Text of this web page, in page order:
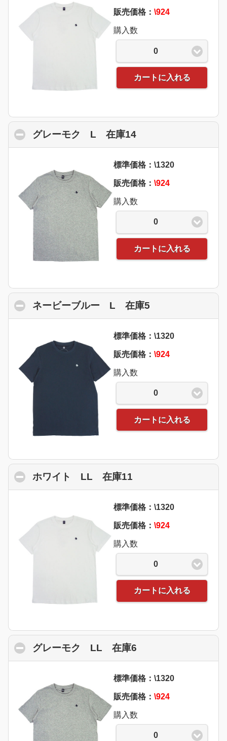
販売価格： \924
購入数
0
カートに入れる
グレーモク L 在庫14click to collapse
標準価格：\1320
販売価格： \924
購入数
0
カートに入れる
ネービーブルー L 在庫5
標準価格：\1320
販売価格： \924
購入数
0
カートに入れる
ホワイト LL 在庫11
標準価格：\1320
販売価格： \924
購入数
0
カートに入れる
グレーモク LL 在庫6
標準価格：\1320
販売価格： \924
購入数
0